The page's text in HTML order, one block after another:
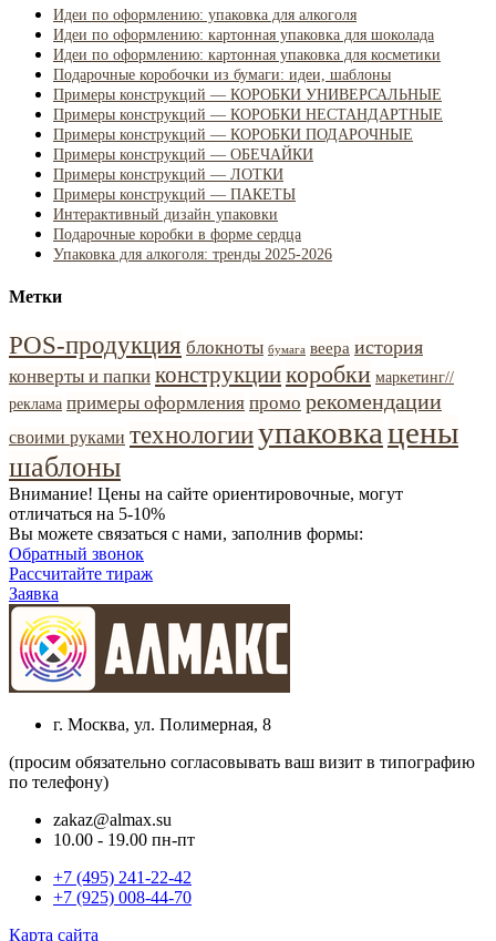
Идеи по оформлению: упаковка для алкоголя
Идеи по оформлению: картонная упаковка для шоколада
Идеи по оформлению: картонная упаковка для косметики
Подарочные коробочки из бумаги: идеи, шаблоны
Примеры конструкций — КОРОБКИ УНИВЕРСАЛЬНЫЕ
Примеры конструкций — КОРОБКИ НЕСТАНДАРТНЫЕ
Примеры конструкций — КОРОБКИ ПОДАРОЧНЫЕ
Примеры конструкций — ОБЕЧАЙКИ
Примеры конструкций — ЛОТКИ
Примеры конструкций — ПАКЕТЫ
Интерактивный дизайн упаковки
Подарочные коробки в форме сердца
Упаковка для алкоголя: тренды 2025-2026
Метки
POS-продукция блокноты бумага веера история
конверты и папки конструкциикоробки маркетинг//
реклама примеры оформления промо рекомендации
своими руками технологииупаковкацены
шаблоны
Внимание! Цены на сайте ориентировочные, могут
отличаться на 5-10%
Вы можете связаться с нами, заполнив формы:
Обратный звонок
Рассчитайте тираж
Заявка
г. Москва, ул. Полимерная, 8
(просим обязательно согласовывать ваш визит в типографию
по телефону)
zakaz@almax.su
10.00 - 19.00 пн-пт
+7 (495) 241-22-42
+7 (925) 008-44-70
Карта сайта